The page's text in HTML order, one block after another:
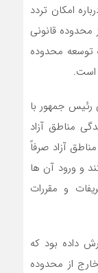
امکان تردد
قانونی
توسعه محدوده
است.
جمهور با
و رانندگی مناطق آزاد
آزاد صرفاً
و ورود آن ها
و مقررات
داده بود که
از محدوده